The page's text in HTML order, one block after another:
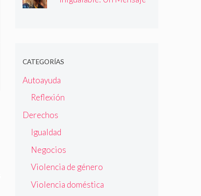
CATEGORÍAS
Autoayuda
Reflexión
Derechos
Igualdad
Negocios
Violencia de género
Violencia doméstica